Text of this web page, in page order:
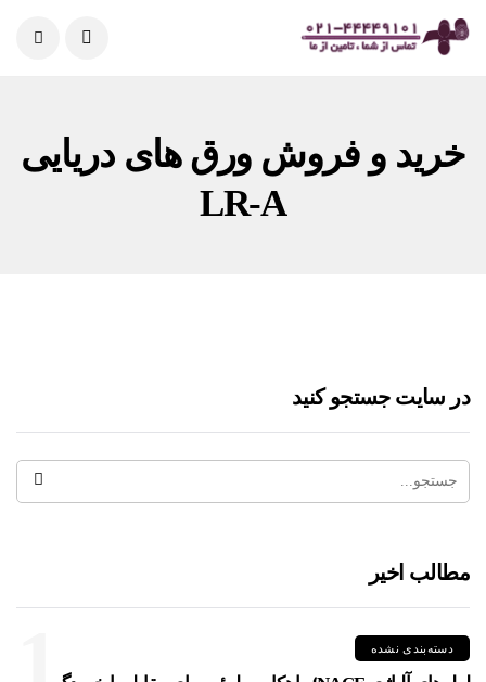
خرید و فروش ورق های دریایی
LR-A
در سایت جستجو کنید
مطالب اخیر
1 دسته‌بندی نشده